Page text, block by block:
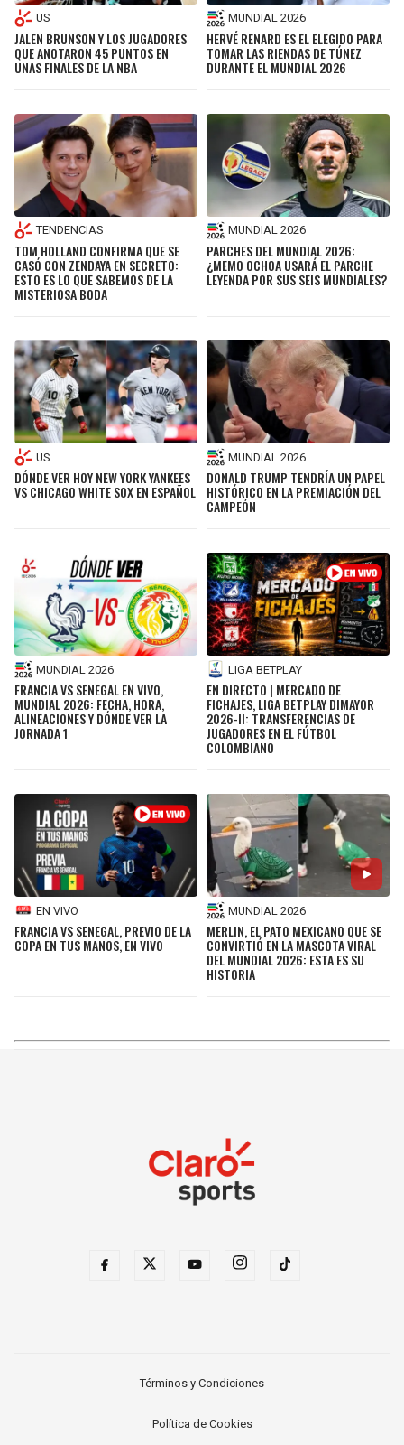
US
JALEN BRUNSON Y LOS JUGADORES
QUE ANOTARON 45 PUNTOS EN
UNAS FINALES DE LA NBA
MUNDIAL 2026
HERVÉ RENARD ES EL ELEGIDO PARA
TOMAR LAS RIENDAS DE TÚNEZ
DURANTE EL MUNDIAL 2026
TENDENCIAS
TOM HOLLAND CONFIRMA QUE SE
CASÓ CON ZENDAYA EN SECRETO:
ESTO ES LO QUE SABEMOS DE LA
MISTERIOSA BODA
MUNDIAL 2026
PARCHES DEL MUNDIAL 2026:
¿MEMO OCHOA USARÁ EL PARCHE
LEYENDA POR SUS SEIS MUNDIALES?
US
DÓNDE VER HOY NEW YORK YANKEES
VS CHICAGO WHITE SOX EN ESPAÑOL
MUNDIAL 2026
DONALD TRUMP TENDRÍA UN PAPEL
HISTÓRICO EN LA PREMIACIÓN DEL
CAMPEÓN
MUNDIAL 2026
FRANCIA VS SENEGAL EN VIVO,
MUNDIAL 2026: FECHA, HORA,
ALINEACIONES Y DÓNDE VER LA
JORNADA 1
LIGA BETPLAY
EN DIRECTO | MERCADO DE
FICHAJES, LIGA BETPLAY DIMAYOR
2026-II: TRANSFERENCIAS DE
JUGADORES EN EL FÚTBOL
COLOMBIANO
EN VIVO
FRANCIA VS SENEGAL, PREVIO DE LA
COPA EN TUS MANOS, EN VIVO
MUNDIAL 2026
MERLIN, EL PATO MEXICANO QUE SE
CONVIRTIÓ EN LA MASCOTA VIRAL
DEL MUNDIAL 2026: ESTA ES SU
HISTORIA
Términos y Condiciones
Política de Cookies